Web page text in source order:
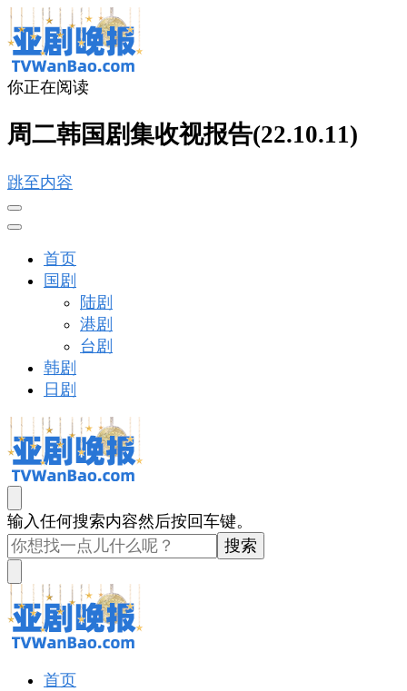
你正在阅读
周二韩国剧集收视报告(22.10.11)
跳至内容
首页
国剧
陆剧
港剧
台剧
韩剧
日剧
亚剧晚报
戏里戏外看亚洲
找
什
么
东
西
吗?
输入任何搜索内容然后按回车键。
亚剧晚报
戏里戏外看亚洲
首页